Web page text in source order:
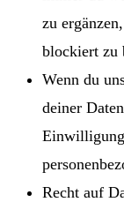
zu
blockiert zu
Wenn du
deiner
Recht auf